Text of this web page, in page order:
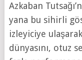
Azkaban
yana bu sihirli
izleyiciye
dünyasını, otuz